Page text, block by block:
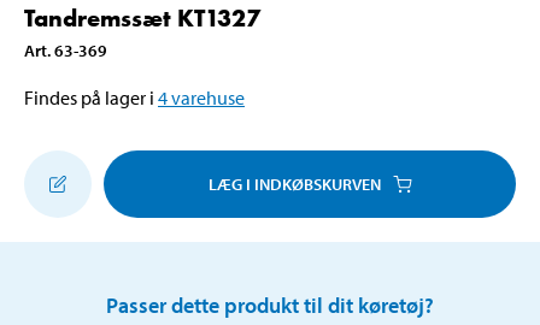
Tandremssæt KT1327
Art.63-369
Findes på lager i 4varehuse
LÆG I INDKØBSKURVEN
Passer dette produkt til dit køretøj?